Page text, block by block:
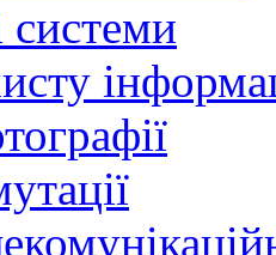
системи